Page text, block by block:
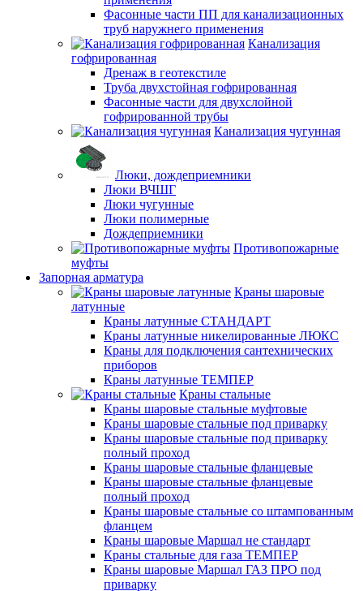
Фасонные части ПП для канализационных
труб наружнего применения
Канализация
гофрированная
Дренаж в геотекстиле
Труба двухстойная гофрированная
Фасонные части для двухслойной
гофрированной трубы
Канализация чугунная
Люки, дождеприемники
Люки ВЧШГ
Люки чугунные
Люки полимерные
Дождеприемники
Противопожарные
муфты
Запорная арматура
Краны шаровые
латунные
Краны латунные СТАНДАРТ
Краны латунные никелированные ЛЮКС
Краны для подключения сантехнических
приборов
Краны латунные ТЕМПЕР
Краны стальные
Краны шаровые стальные муфтовые
Краны шаровые стальные под приварку
Краны шаровые стальные под приварку
полный проход
Краны шаровые стальные фланцевые
Краны шаровые стальные фланцевые
полный проход
Краны шаровые стальные со штампованным
фланцем
Краны шаровые Маршал не стандарт
Краны стальные для газа ТЕМПЕР
Краны шаровые Маршал ГАЗ ПРО под
приварку